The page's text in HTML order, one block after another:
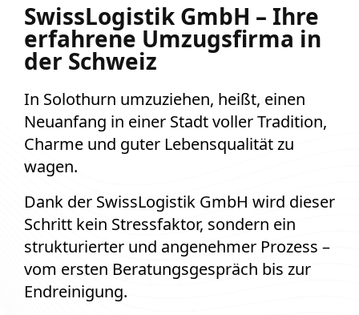
SwissLogistik GmbH – Ihre
erfahrene Umzugsfirma in
der Schweiz
In Solothurn umzuziehen, heißt, einen
Neuanfang in einer Stadt voller Tradition,
Charme und guter Lebensqualität zu
wagen.
Dank der SwissLogistik GmbH wird dieser
Schritt kein Stressfaktor, sondern ein
strukturierter und angenehmer Prozess –
vom ersten Beratungsgespräch bis zur
Endreinigung.